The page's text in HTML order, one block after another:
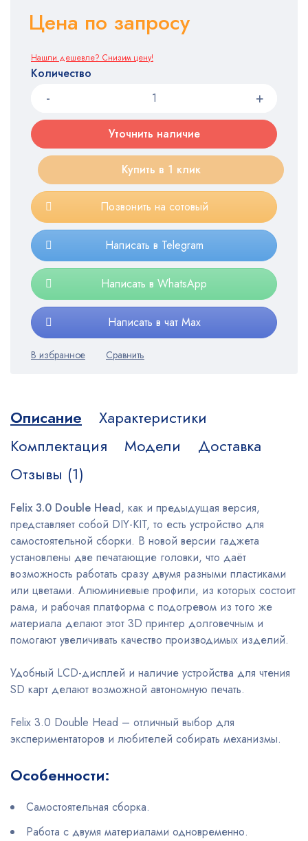
Цена по запросу
Нашли дешевле? Снизим цену!
Количество
Уточнить наличие
Купить в 1 клик
Позвонить на сотовый
Написать в Telegram
Написать в WhatsApp
Написать в чат Max
Описание
Характеристики
Комплектация
Модели
Доставка
Отзывы (1)
Felix 3.0 Double Head, как и предыдущая версия,
представляет собой DIY-KIT, то есть устройство для
самостоятельной сборки. В новой версии гаджета
установлены две печатающие головки, что даёт
возможность работать сразу двумя разными пластиками
или цветами. Алюминиевые профили, из которых состоит
рама, и рабочая платформа с подогревом из того же
материала делают этот 3D принтер долговечным и
помогают увеличивать качество производимых изделий.
Удобный LCD-дисплей и наличие устройства для чтения
SD карт делают возможной автономную печать.
Felix 3.0 Double Head – отличный выбор для
экспериментаторов и любителей собирать механизмы.
Особенности:
Самостоятельная сборка.
Работа с двумя материалами одновременно.